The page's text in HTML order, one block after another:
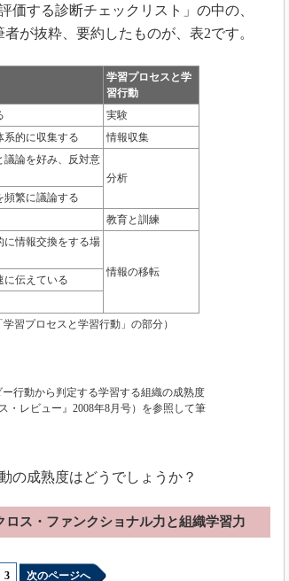
する診断チェックリスト」の中の、
が抜粋、要約したものが、表2です。
学習プロセスと学
習行動
実験
系的に収集する 情報収集
議論を好み、反対意
分析
頻繁に議論する
教育と訓練
に情報交換をする場
情報の移転
に伝えている
習プロセスと学習行動」の部分）
行動から判定する学習する組織の成熟度
・レビュー』2008年8月号）を参照して筆
の成熟度はどうでしょうか？
ロス・ファンクショナル力と組織学習力
3 次のページへ